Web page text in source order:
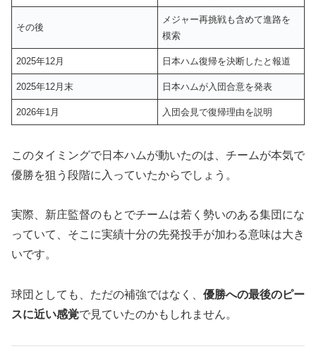
その後
メジャー再挑戦も含めて進路を
模索
2025年12月 日本ハム復帰を決断したと報道
2025年12月末 日本ハムが入団合意を発表
2026年1月 入団会見で復帰理由を説明
このタイミングで日本ハムが動いたのは、チームが本気で
優勝を狙う段階に入っていたからでしょう。
実際、新庄監督のもとでチームは若く勢いのある集団にな
っていて、そこに実績十分の先発投手が加わる意味は大き
いです。
球団としても、ただの補強ではなく、 優勝への最後のピー
スに近い感覚で見ていたのかもしれません。